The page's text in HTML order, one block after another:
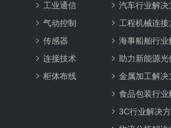
工业通信
气动控制
传感器
连接技术
柜体布线
汽车行业解决
工程机械连接
海事船舶行业
助力新能源光
金属加工解决
食品包装行业
3C行业解决